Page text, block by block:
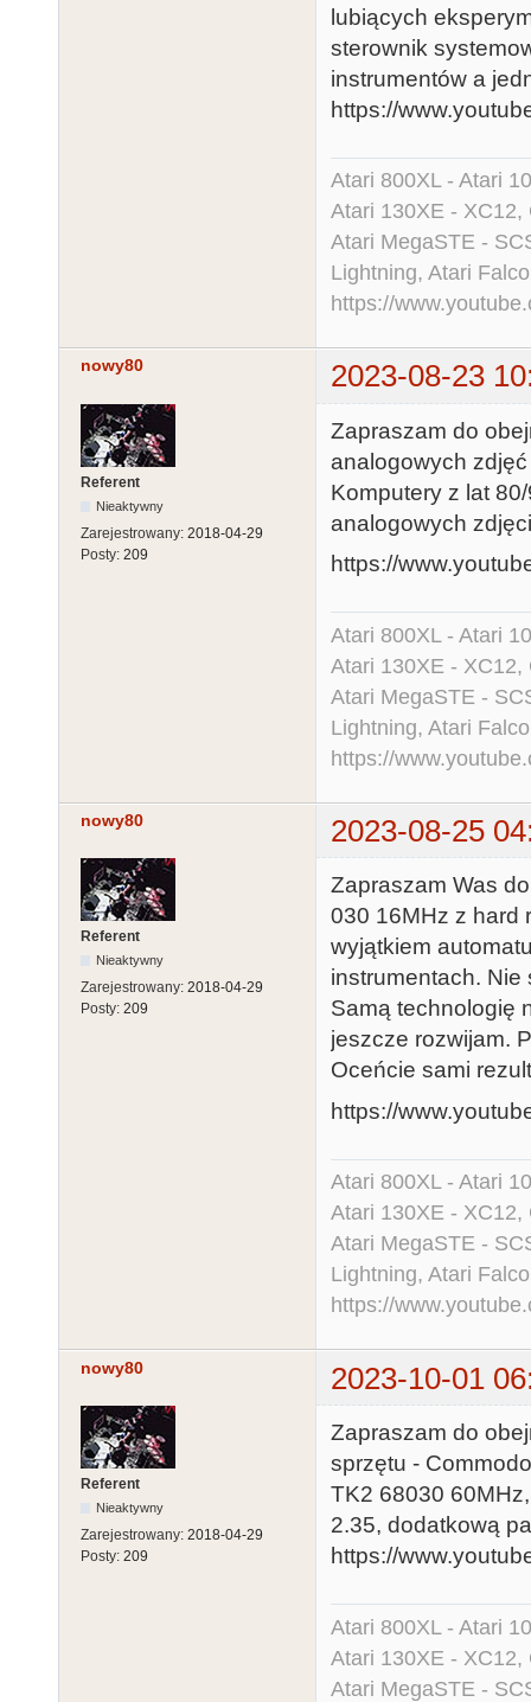
lubiących
sterownik
instrumentów a
https://
Atari 800XL - Atari
Atari 130XE - XC12,
Atari MegaSTE -
Lightning, Atari
https://
nowy80 2023-08-23
Referent
Nieaktywny
Zarejestrowany: 2018-04-29
Posty: 209
Zapraszam do
analogowych
Komputery z lat
analogowych
https://
Atari 800XL - Atari
Atari 130XE - XC12,
Atari MegaSTE -
Lightning, Atari
https://
nowy80 2023-08-25
Referent
Nieaktywny
Zarejestrowany: 2018-04-29
Posty: 209
Zapraszam Was
030 16MHz z hard
wyjątkiem
instrumentach. Nie
Samą technologię
jeszcze rozwijam.
Oceńcie sami
https://
Atari 800XL - Atari
Atari 130XE - XC12,
Atari MegaSTE -
Lightning, Atari
https://
nowy80 2023-10-01
Referent
Nieaktywny
Zarejestrowany: 2018-04-29
Posty: 209
Zapraszam do
sprzętu -
TK2 68030
2.35, dodatkową
https://
Atari 800XL - Atari
Atari 130XE - XC12,
Atari MegaSTE -